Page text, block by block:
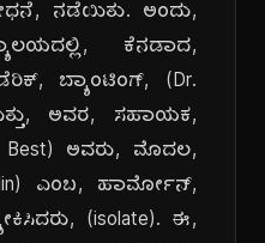
ನಡೆಯಿತು. ಅಂದು,
ಕೆನಡಾದ,
ಬ್ಯಾಂಟಿಂಗ್, (Dr.
ಅವರ, ಸಹಾಯಕ,
Best) ಅವರು, ಮೊದಲ,
ಎಂಬ, ಹಾರ್ಮೋನ್,
(isolate). ಈ,